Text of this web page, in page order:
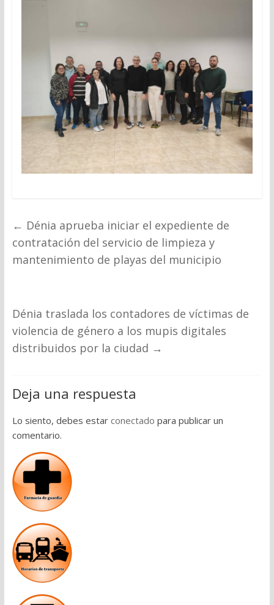
← Dénia aprueba iniciar el expediente de
contratación del servicio de limpieza y
mantenimiento de playas del municipio
Dénia traslada los contadores de víctimas de
violencia de género a los mupis digitales
distribuidos por la ciudad →
Deja una respuesta
Lo siento, debes estar conectado para publicar un
comentario.